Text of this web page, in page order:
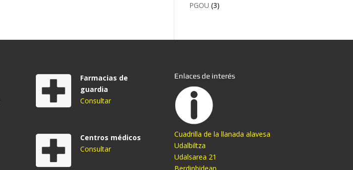
PGOU (3)
Farmacias de
guardia
Consultar
Centros médicos
Consultar
Enlaces de interés
Cuadrilla de la llanada alavesa
Udalbiltza
Udalsarea 21
Berdinbidean